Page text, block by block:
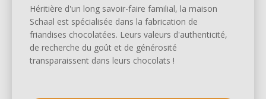
Héritière d'un long savoir-faire familial, la maison
Schaal est spécialisée dans la fabrication de
friandises chocolatées. Leurs valeurs d'authenticité,
de recherche du goût et de générosité
transparaissent dans leurs chocolats !